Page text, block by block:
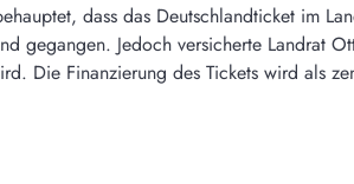
dass das Deutschlandticket im
gegangen. Jedoch versicherte Landrat
Die Finanzierung des Tickets wird als